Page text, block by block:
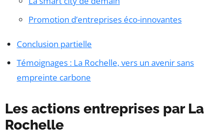
Promotion d’entreprises éco-innovantes
Conclusion partielle
Témoignages : La Rochelle, vers un avenir sans
empreinte carbone
Les actions entreprises par La
Rochelle